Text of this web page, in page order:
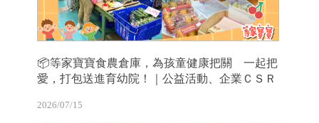
📦等家寶寶食農倉庫，為孩童健康把關 一起把
愛，打包送進育幼院！｜公益活動、企業ＣＳＲ
2026/07/15